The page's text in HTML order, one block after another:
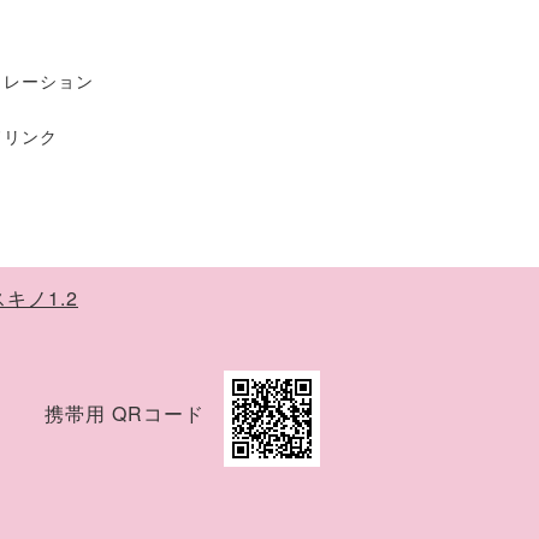
ーション
ンク
携帯用 QRコード